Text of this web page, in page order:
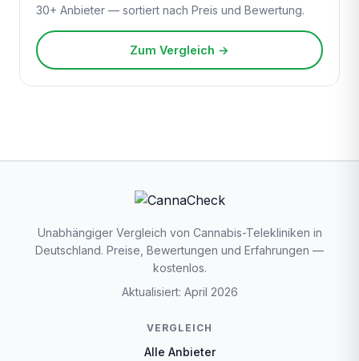
30+ Anbieter — sortiert nach Preis und Bewertung.
Zum Vergleich →
Unabhängiger Vergleich von Cannabis-Telekliniken in
Deutschland. Preise, Bewertungen und Erfahrungen —
kostenlos.
Aktualisiert: April 2026
VERGLEICH
Alle Anbieter